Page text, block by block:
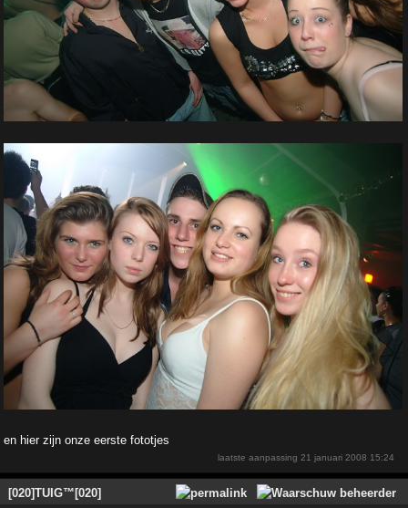
en hier zijn onze eerste fototjes
laatste aanpassing21 januari 2008 15:24
[020]TUIG™[020]